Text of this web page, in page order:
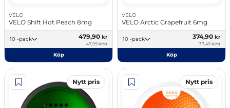
VELO
VELO Shift Hot Peach 8mg
10 -pack 479,90 kr
47,99 kr/st
Köp
VELO
VELO Arctic Grapefruit 6mg
10 -pack 374,90 kr
37,49 kr/st
Köp
Nytt pris Nytt pris